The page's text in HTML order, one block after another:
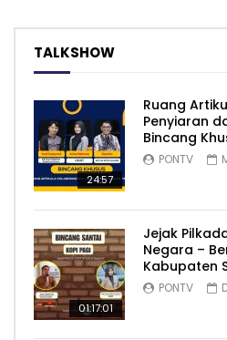
TALKSHOW
24:57
Ruang
Penyiaran
Bincang
PONTV
01:17:01
Jejak
Negara –
Kabupaten
PONTV